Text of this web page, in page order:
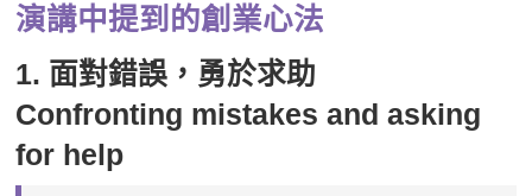
演講中提到的創業心法
1. 面對錯誤，勇於求助
Confronting mistakes and asking
for help